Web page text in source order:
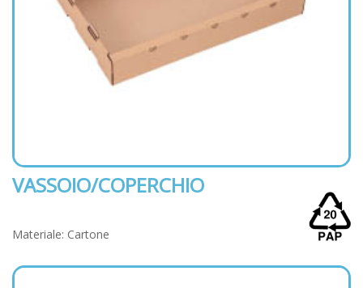
VASSOIO/COPERCHIO
Materiale: Cartone